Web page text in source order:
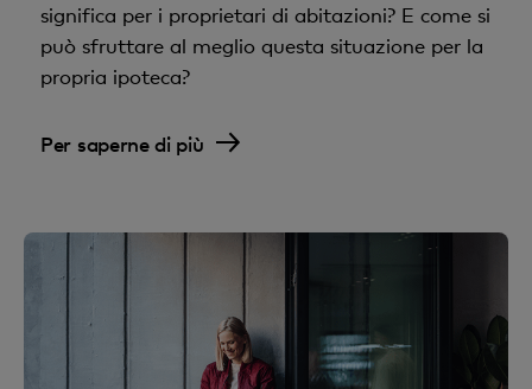
significa per i proprietari di abitazioni? E come si
può sfruttare al meglio questa situazione per la
propria ipoteca?
Per saperne di più